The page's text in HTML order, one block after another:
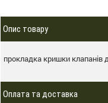
Опис товару
прокладка кришки клапанів
Оплата та доставка